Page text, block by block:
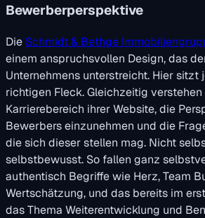
Bewerberperspektive
Die Schmidt & Bethge
einem anspruchsvollen Design, das
Unternehmens unterstreicht. Hier sitzt
richtigen Fleck. Gleichzeitig
Karrierebereich ihrer Website, die
Bewerbers einzunehmen und die
die sich dieser stellen mag. Nicht
selbstbewusst. So fallen ganz
authentisch Begriffe wie Herz, Team
Wertschätzung, und das bereits im
das Thema Weiterentwicklung und